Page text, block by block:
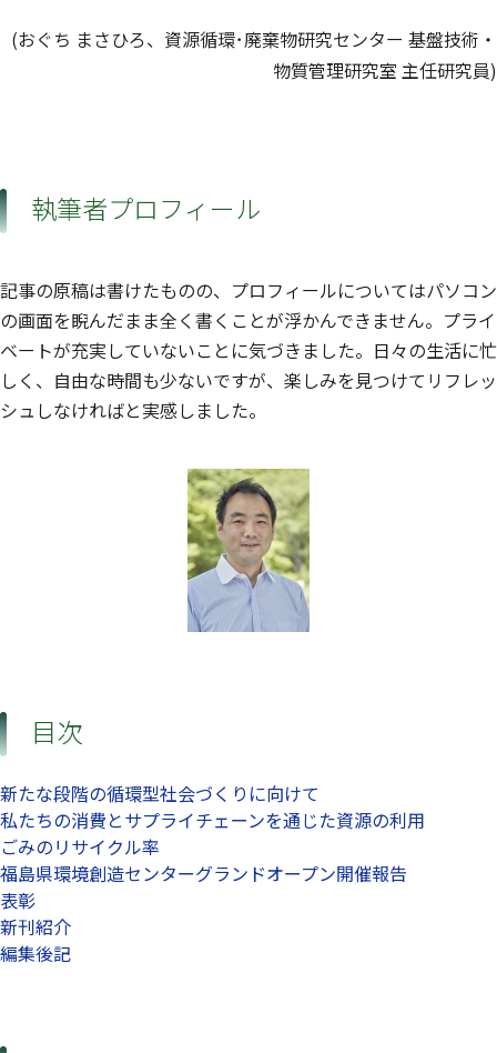
(おぐち まさひろ、資源循環･廃棄物研究センター 基盤技術・
物質管理研究室 主任研究員)
執筆者プロフィール
記事の原稿は書けたものの、プロフィールについてはパソコン
の画面を睨んだまま全く書くことが浮かんできません。プライ
ベートが充実していないことに気づきました。日々の生活に忙
しく、自由な時間も少ないですが、楽しみを見つけてリフレッ
シュしなければと実感しました。
目次
新たな段階の循環型社会づくりに向けて
私たちの消費とサプライチェーンを通じた資源の利用
ごみのリサイクル率
福島県環境創造センターグランドオープン開催報告
表彰
新刊紹介
編集後記